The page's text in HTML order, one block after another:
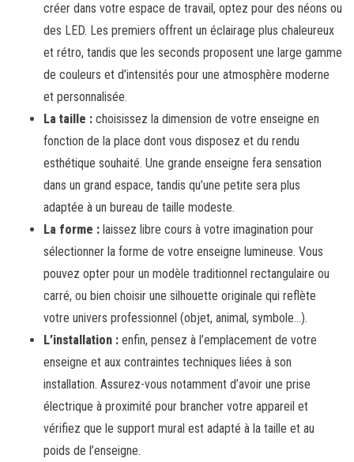
créer dans votre espace de travail, optez pour des néons ou
des LED. Les premiers offrent un éclairage plus chaleureux
et rétro, tandis que les seconds proposent une large gamme
de couleurs et d’intensités pour une atmosphère moderne
et personnalisée.
La taille : choisissez la dimension de votre enseigne en
fonction de la place dont vous disposez et du rendu
esthétique souhaité. Une grande enseigne fera sensation
dans un grand espace, tandis qu’une petite sera plus
adaptée à un bureau de taille modeste.
La forme : laissez libre cours à votre imagination pour
sélectionner la forme de votre enseigne lumineuse. Vous
pouvez opter pour un modèle traditionnel rectangulaire ou
carré, ou bien choisir une silhouette originale qui reflète
votre univers professionnel (objet, animal, symbole…).
L’installation : enfin, pensez à l’emplacement de votre
enseigne et aux contraintes techniques liées à son
installation. Assurez-vous notamment d’avoir une prise
électrique à proximité pour brancher votre appareil et
vérifiez que le support mural est adapté à la taille et au
poids de l’enseigne.